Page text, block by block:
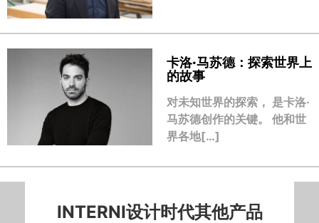
卡洛·马苏德：探索世界上
的故事
对未知世界的探索， 是卡洛·
马苏德创作的关键。 他和世
界各地[…]
INTERNI设计时代其他产品